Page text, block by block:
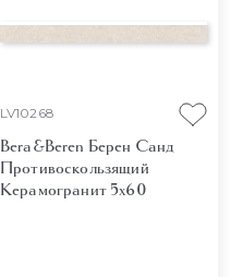
LV10268
Bera&Beren Берен Санд
Противоскользящий
Керамогранит 5x60